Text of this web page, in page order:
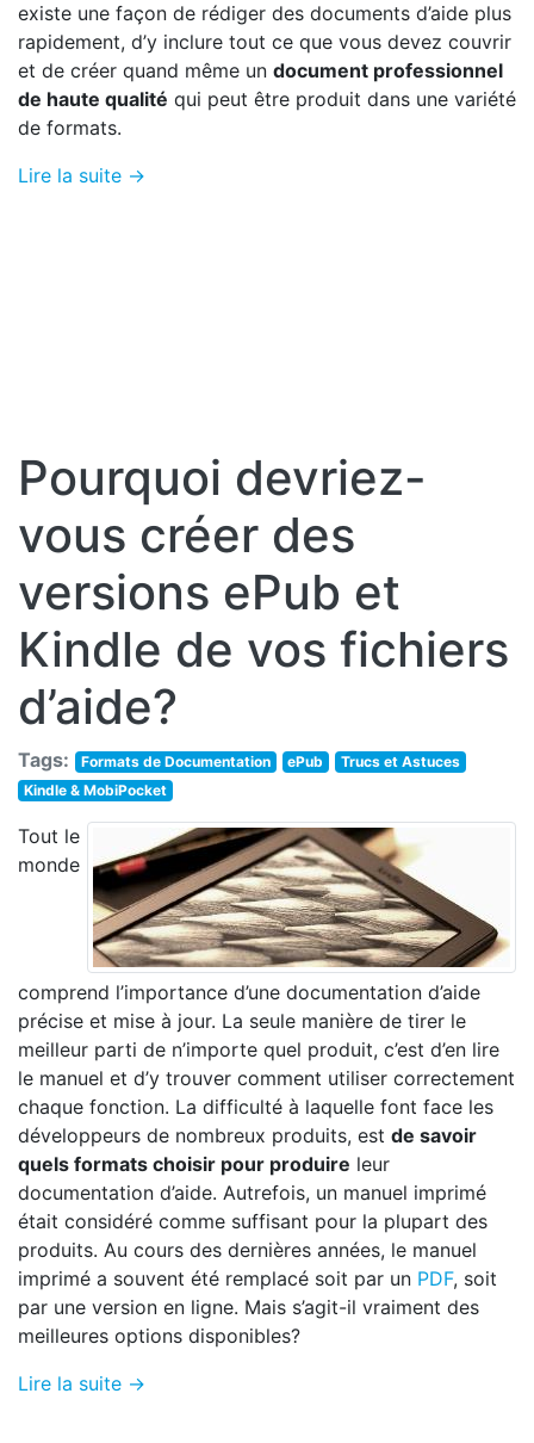
existe une façon de rédiger des documents d’aide plus
rapidement, d’y inclure tout ce que vous devez couvrir
et de créer quand même un document professionnel
de haute qualité qui peut être produit dans une variété
de formats.
Lire la suite →
Pourquoi devriez-
vous créer des
versions ePub et
Kindle de vos fichiers
d’aide?
Tags: Formats de Documentation ePub
Trucs et Astuces
Kindle & MobiPocket
Tout le
monde
comprend l’importance d’une documentation d’aide
précise et mise à jour. La seule manière de tirer le
meilleur parti de n’importe quel produit, c’est d’en lire
le manuel et d’y trouver comment utiliser correctement
chaque fonction. La difficulté à laquelle font face les
développeurs de nombreux produits, est de savoir
quels formats choisir pour produire leur
documentation d’aide. Autrefois, un manuel imprimé
était considéré comme suffisant pour la plupart des
produits. Au cours des dernières années, le manuel
imprimé a souvent été remplacé soit par un PDF, soit
par une version en ligne. Mais s’agit-il vraiment des
meilleures options disponibles?
Lire la suite →